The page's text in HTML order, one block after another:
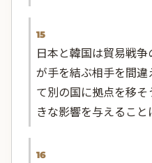
15
日本と韓国は貿易戦
が手を結ぶ相手を間
て別の国に拠点を移
きな影響を与えること
16